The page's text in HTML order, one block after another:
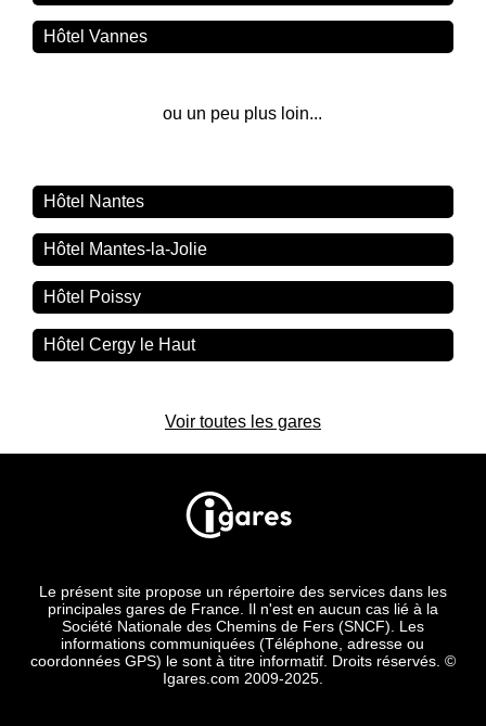
Hôtel Vannes
ou un peu plus loin...
Hôtel Nantes
Hôtel Mantes-la-Jolie
Hôtel Poissy
Hôtel Cergy le Haut
Voir toutes les gares
Le présent site propose un répertoire des services dans les
principales gares de France. Il n'est en aucun cas lié à la
Société Nationale des Chemins de Fers (SNCF). Les
informations communiquées (Téléphone, adresse ou
coordonnées GPS) le sont à titre informatif. Droits réservés. ©
Igares.com 2009-2025.